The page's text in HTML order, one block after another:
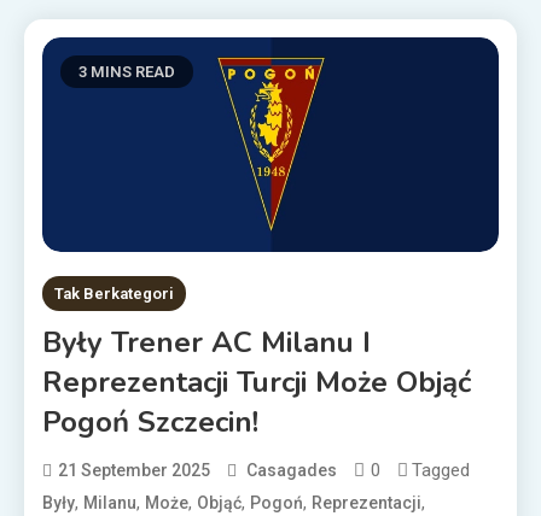
3 MINS READ
Tak Berkategori
Były Trener AC Milanu I
Reprezentacji Turcji Może Objąć
Pogoń Szczecin!
21 September 2025 Casagades 0 Tagged
Były, Milanu, Może, Objąć, Pogoń, Reprezentacji,